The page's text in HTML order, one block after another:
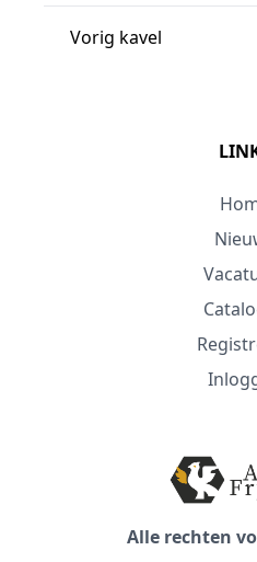
Vorig kavel
Alle rechten